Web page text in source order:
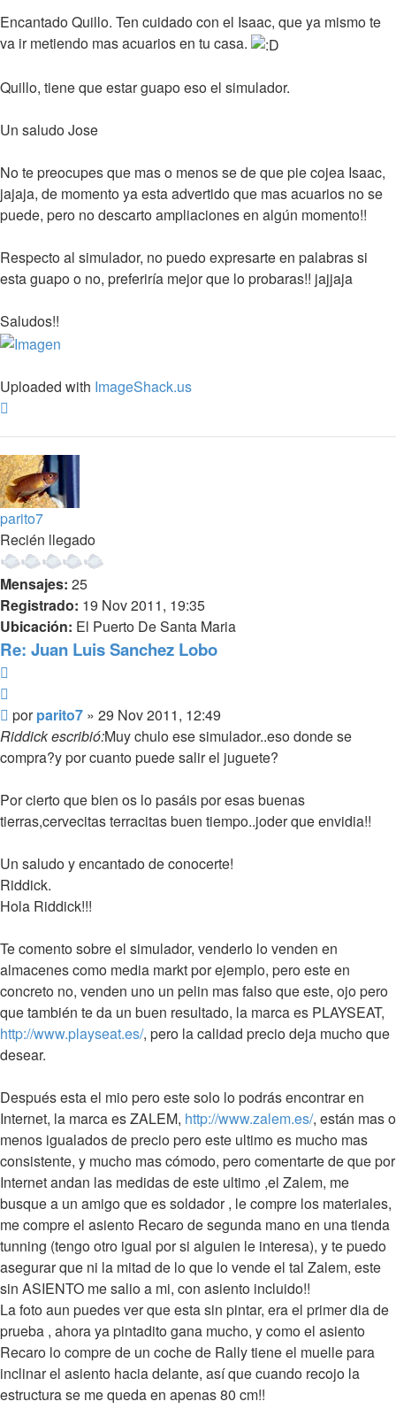
Encantado Quillo. Ten cuidado con el Isaac, que ya mismo te
va ir metiendo mas acuarios en tu casa.
Quillo, tiene que estar guapo eso el simulador.
Un saludo Jose
No te preocupes que mas o menos se de que pie cojea Isaac,
jajaja, de momento ya esta advertido que mas acuarios no se
puede, pero no descarto ampliaciones en algún momento!!
Respecto al simulador, no puedo expresarte en palabras si
esta guapo o no, preferiría mejor que lo probaras!! jajjaja
Saludos!!
Uploaded with ImageShack.us
parito7
Recién llegado
Mensajes: 25
Registrado: 19 Nov 2011, 19:35
Ubicación: El Puerto De Santa Maria
Re: Juan Luis Sanchez Lobo
Mensaje
porparito7 » 29 Nov 2011, 12:49
Riddick escribió:Muy chulo ese simulador..eso donde se
compra?y por cuanto puede salir el juguete?
Por cierto que bien os lo pasáis por esas buenas
tierras,cervecitas terracitas buen tiempo..joder que envidia!!
Un saludo y encantado de conocerte!
Riddick.
Hola Riddick!!!
Te comento sobre el simulador, venderlo lo venden en
almacenes como media markt por ejemplo, pero este en
concreto no, venden uno un pelin mas falso que este, ojo pero
que también te da un buen resultado, la marca es PLAYSEAT,
http://www.playseat.es/, pero la calidad precio deja mucho que
desear.
Después esta el mio pero este solo lo podrás encontrar en
Internet, la marca es ZALEM, http://www.zalem.es/, están mas o
menos igualados de precio pero este ultimo es mucho mas
consistente, y mucho mas cómodo, pero comentarte de que por
Internet andan las medidas de este ultimo ,el Zalem, me
busque a un amigo que es soldador , le compre los materiales,
me compre el asiento Recaro de segunda mano en una tienda
tunning (tengo otro igual por si alguien le interesa), y te puedo
asegurar que ni la mitad de lo que lo vende el tal Zalem, este
sin ASIENTO me salio a mi, con asiento incluido!!
La foto aun puedes ver que esta sin pintar, era el primer dia de
prueba , ahora ya pintadito gana mucho, y como el asiento
Recaro lo compre de un coche de Rally tiene el muelle para
inclinar el asiento hacia delante, así que cuando recojo la
estructura se me queda en apenas 80 cm!!